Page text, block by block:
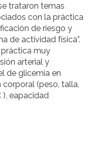
trataron temas
con la práctica
de riesgo y
de actividad física”.
muy
arterial y
de glicemia en
(peso, talla,
), eapacidad